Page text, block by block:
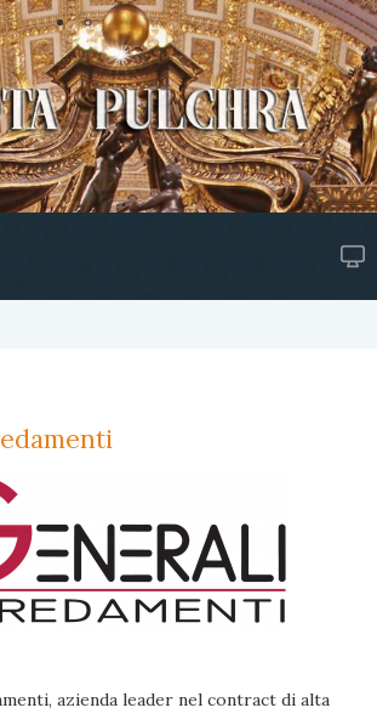
azienda leader nel contract di alta